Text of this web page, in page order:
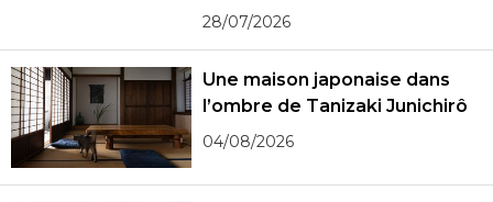
spécialisées
28/07/2026
Une maison japonaise dans
l’ombre de Tanizaki Junichirô
04/08/2026